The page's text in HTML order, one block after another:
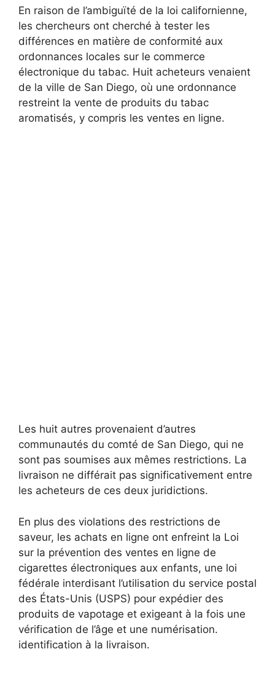
En raison de l’ambiguïté de la loi californienne,
les chercheurs ont cherché à tester les
différences en matière de conformité aux
ordonnances locales sur le commerce
électronique du tabac. Huit acheteurs venaient
de la ville de San Diego, où une ordonnance
restreint la vente de produits du tabac
aromatisés, y compris les ventes en ligne.
Les huit autres provenaient d’autres
communautés du comté de San Diego, qui ne
sont pas soumises aux mêmes restrictions. La
livraison ne différait pas significativement entre
les acheteurs de ces deux juridictions.
En plus des violations des restrictions de
saveur, les achats en ligne ont enfreint la Loi
sur la prévention des ventes en ligne de
cigarettes électroniques aux enfants, une loi
fédérale interdisant l’utilisation du service postal
des États-Unis (USPS) pour expédier des
produits de vapotage et exigeant à la fois une
vérification de l’âge et une numérisation.
identification à la livraison.